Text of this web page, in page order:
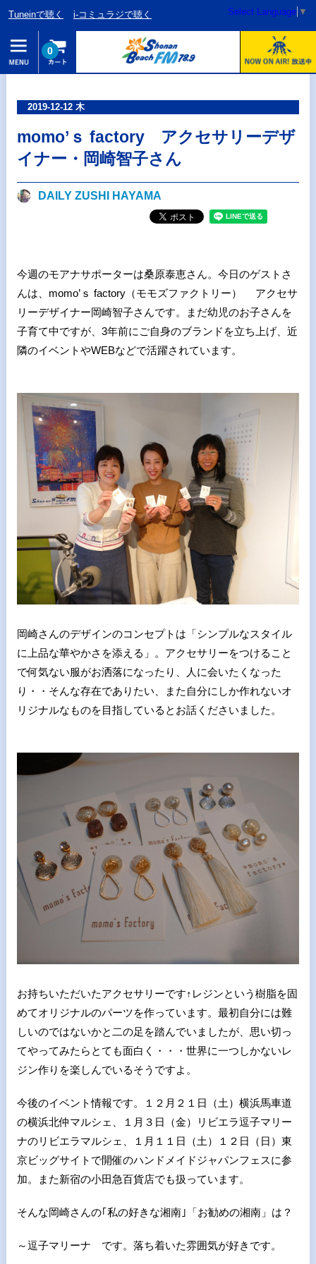
Tuneinで聴く i-コミュラジで聴く Select Language ▼
0
2019-12-12 木
momo’ｓ factory アクセサリーデザ
イナー・岡崎智子さん
DAILY ZUSHI HAYAMA
今週のモアナサポーターは桑原泰恵さん。今日のゲストさ
んは、momo’ｓ factory（モモズファクトリー） アクセサ
リーデザイナー岡崎智子さんです。まだ幼児のお子さんを
子育て中ですが、3年前にご自身のブランドを立ち上げ、近
隣のイベントやWEBなどで活躍されています。
岡崎さんのデザインのコンセプトは「シンプルなスタイル
に上品な華やかさを添える」。アクセサリーをつけること
で何気ない服がお洒落になったり、人に会いたくなった
り・・そんな存在でありたい、また自分にしか作れないオ
リジナルなものを目指しているとお話くださいました。
お持ちいただいたアクセサリーです↑レジンという樹脂を固
めてオリジナルのパーツを作っています。最初自分には難
しいのではないかと二の足を踏んでいましたが、思い切っ
てやってみたらとても面白く・・・世界に一つしかないレ
ジン作りを楽しんでいるそうですよ。
今後のイベント情報です。１２月２１日（土）横浜馬車道
の横浜北仲マルシェ、１月３日（金）リビエラ逗子マリー
ナのリビエラマルシェ、１月１１日（土）１２日（日）東
京ビッグサイトで開催のハンドメイドジャパンフェスに参
加。また新宿の小田急百貨店でも扱っています。
そんな岡崎さんの｢私の好きな湘南｣「お勧めの湘南」は？
～逗子マリーナ です。落ち着いた雰囲気が好きです。